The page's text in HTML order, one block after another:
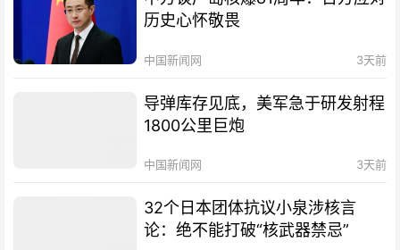
历史心怀敬畏
中国新闻网 3天前
导弹库存见底，美军急于研发射程
1800公里巨炮
中国新闻网 3天前
32个日本团体抗议小泉涉核言
论：绝不能打破“核武器禁忌”